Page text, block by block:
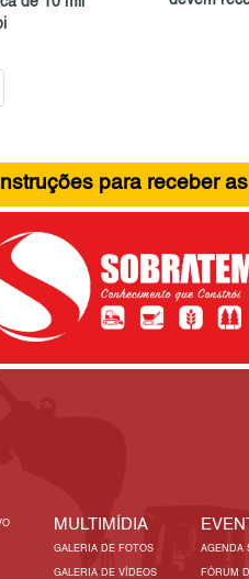
para receber
MULTIMÍDIA
GALERIA DE FOTOS
GALERIA DE VÍDEOS
AGENDA
FÓRUM